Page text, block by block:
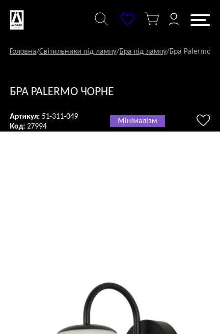
змісту
Головна/Світильники під лампу/Бра під лампу/Бра Palermo
БРА PALERMO ЧОРНЕ
Артикул: 51-311-049
Код: 27994
Мінімалізм